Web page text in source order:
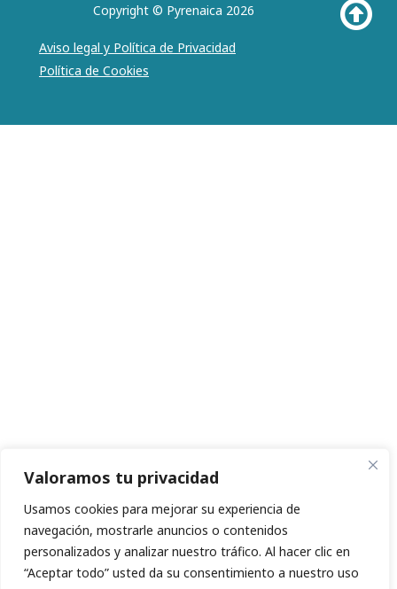
Valoramos tu privacidad
Usamos cookies para mejorar su experiencia de
navegación, mostrarle anuncios o contenidos
personalizados y analizar nuestro tráfico. Al hacer clic en
“Aceptar todo” usted da su consentimiento a nuestro uso
Copyright © Pyrenaica 2026
Aviso legal y Política de Privacidad
Política de Cookies